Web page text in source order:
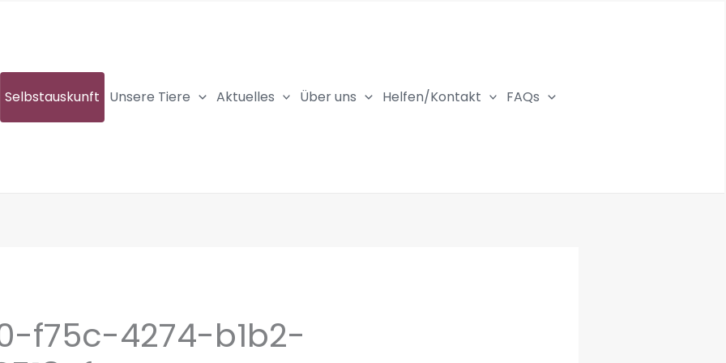
Selbstauskunft Unsere Tiere Aktuelles Über uns Helfen/Kontakt FAQs
f75c-4274-b1b2-